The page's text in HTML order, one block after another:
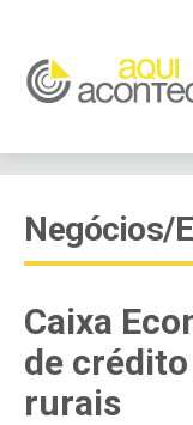
Negócios/
Caixa
de
rurais